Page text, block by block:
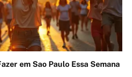
em Sao Paulo Essa Semana